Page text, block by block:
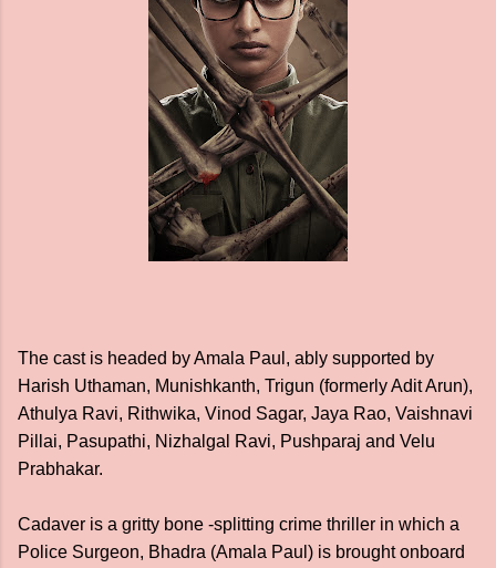
The cast is headed by Amala Paul, ably supported by
Harish Uthaman, Munishkanth, Trigun (formerly Adit Arun),
Athulya Ravi, Rithwika, Vinod Sagar, Jaya Rao, Vaishnavi
Pillai, Pasupathi, Nizhalgal Ravi, Pushparaj and Velu
Prabhakar.
Cadaver is a gritty bone -splitting crime thriller in which a
Police Surgeon, Bhadra (Amala Paul) is brought onboard